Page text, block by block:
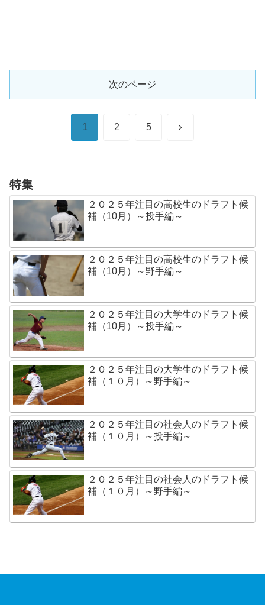
次のページ
1 2 5 次
特集
２０２５年注目の高校生のドラフト候
補（10月）～投手編～
２０２５年注目の高校生のドラフト候
補（10月）～野手編～
２０２５年注目の大学生のドラフト候
補（10月）～投手編～
２０２５年注目の大学生のドラフト候
補（１０月）～野手編～
２０２５年注目の社会人のドラフト候
補（１０月）～投手編～
２０２５年注目の社会人のドラフト候
補（１０月）～野手編～